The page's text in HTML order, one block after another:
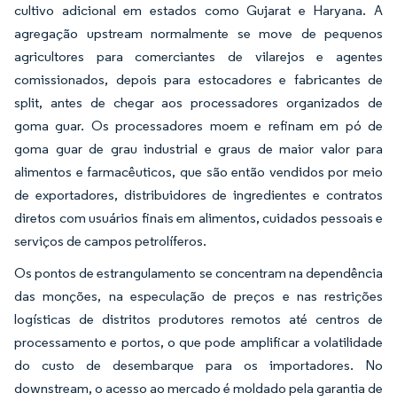
cultivo adicional em estados como Gujarat e Haryana. A
agregação upstream normalmente se move de pequenos
agricultores para comerciantes de vilarejos e agentes
comissionados, depois para estocadores e fabricantes de
split, antes de chegar aos processadores organizados de
goma guar. Os processadores moem e refinam em pó de
goma guar de grau industrial e graus de maior valor para
alimentos e farmacêuticos, que são então vendidos por meio
de exportadores, distribuidores de ingredientes e contratos
diretos com usuários finais em alimentos, cuidados pessoais e
serviços de campos petrolíferos.
Os pontos de estrangulamento se concentram na dependência
das monções, na especulação de preços e nas restrições
logísticas de distritos produtores remotos até centros de
processamento e portos, o que pode amplificar a volatilidade
do custo de desembarque para os importadores. No
downstream, o acesso ao mercado é moldado pela garantia de